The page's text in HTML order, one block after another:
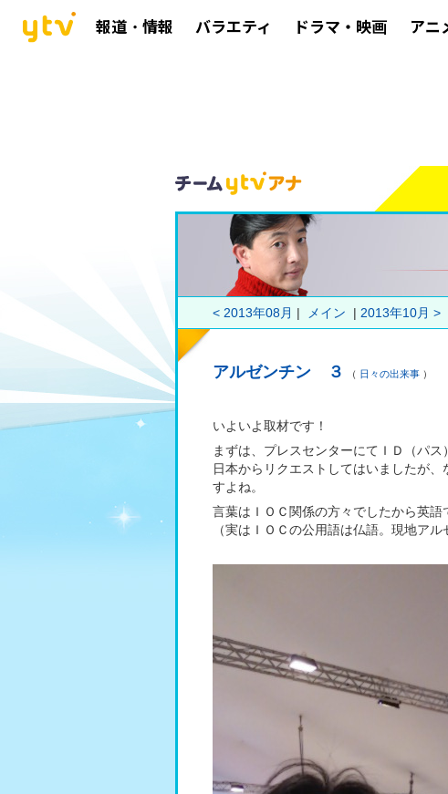
報道・情報 バラエティ ドラマ・映画 アニ
< 2013年08月 メイン 2013年10月 >
アルゼンチン ３ （ 日々の出来事 ）
いよいよ取材です！
まずは、プレスセンターにてＩＤ（パス
日本からリクエストしてはいましたが
すよね。
言葉はＩＯＣ関係の方々でしたから英語
（実はＩＯＣの公用語は仏語。現地アル